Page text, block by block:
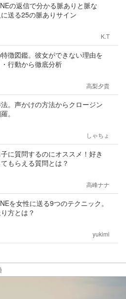
の返信で分かる脈ありと脈な
送る25の脈ありサイン
K.T
徴図鑑。彼女ができない理由を
行動から徹底分析
高梨夕貴
。声かけの方法からクロージン
。
しゃちょ
子に質問するのにオススメ！好き
もらえる質問とは？
高峰ナナ
を女性に送る9つのテクニック。
方とは？
yukimi